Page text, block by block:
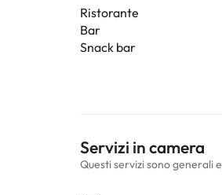
Ristorante
Bar
Snack bar
Servizi in camera
Questi servizi sono generali